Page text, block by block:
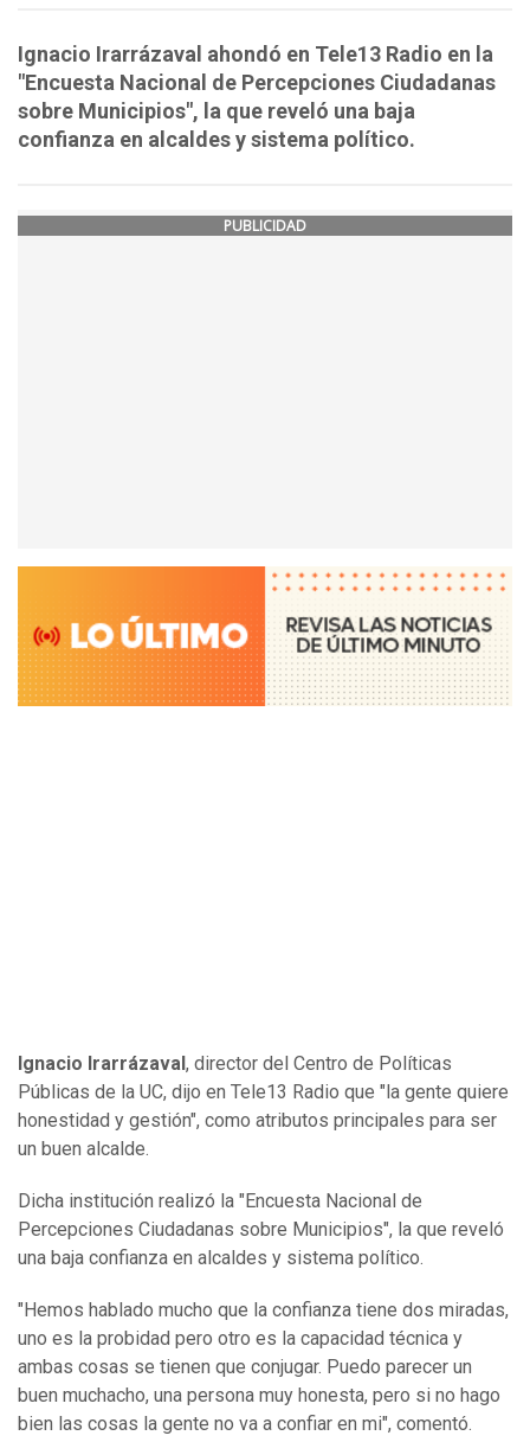
Ignacio Irarrázaval ahondó en Tele13 Radio en la
"Encuesta Nacional de Percepciones Ciudadanas
sobre Municipios", la que reveló una baja
confianza en alcaldes y sistema político.
PUBLICIDAD
Ignacio Irarrázaval , director del Centro de Políticas
Públicas de la UC, dijo en Tele13 Radio que "la gente quiere
honestidad y gestión", como atributos principales para ser
un buen alcalde.
Dicha institución realizó la "Encuesta Nacional de
Percepciones Ciudadanas sobre Municipios", la que reveló
una baja confianza en alcaldes y sistema político.
"Hemos hablado mucho que la confianza tiene dos miradas,
uno es la probidad pero otro es la capacidad técnica y
ambas cosas se tienen que conjugar. Puedo parecer un
buen muchacho, una persona muy honesta, pero si no hago
bien las cosas la gente no va a confiar en mi", comentó.